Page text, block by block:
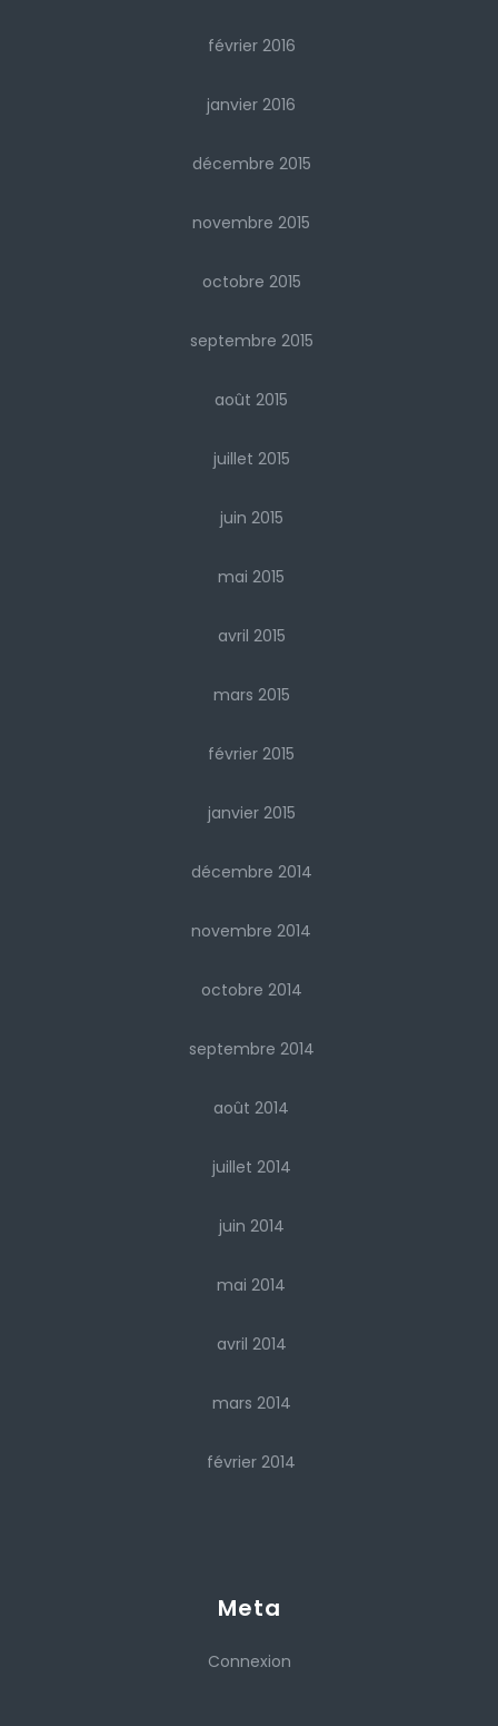
février 2016
janvier 2016
décembre 2015
novembre 2015
octobre 2015
septembre 2015
août 2015
juillet 2015
juin 2015
mai 2015
avril 2015
mars 2015
février 2015
janvier 2015
décembre 2014
novembre 2014
octobre 2014
septembre 2014
août 2014
juillet 2014
juin 2014
mai 2014
avril 2014
mars 2014
février 2014
Meta
Connexion